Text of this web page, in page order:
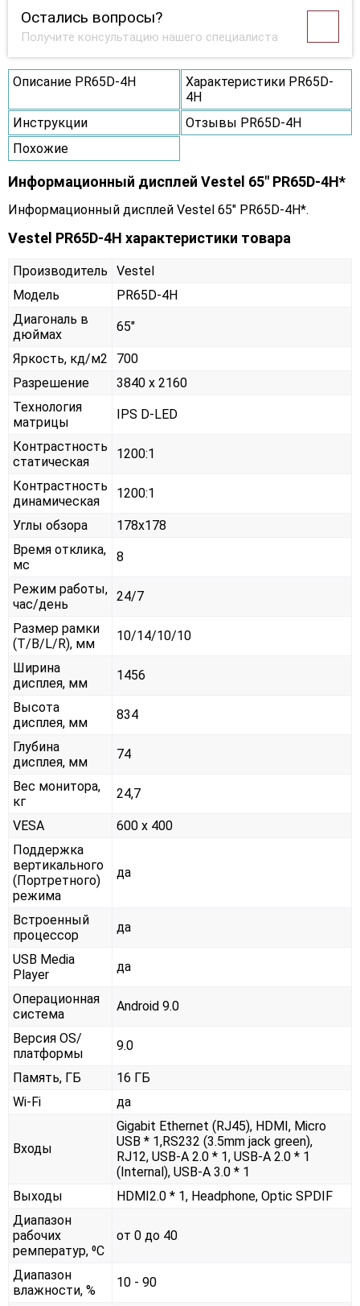
Остались вопросы?
Получите консультацию нашего специалиста
Описание PR65D-4H
Характеристики PR65D-
4H
Инструкции
Отзывы PR65D-4H
Похожие
Информационный дисплей Vestel 65" PR65D-4H*
Информационный дисплей Vestel 65" PR65D-4H*.
Vestel PR65D-4H характеристики товара
Производитель
Vestel
Модель
PR65D-4H
Диагональ в
дюймах
65"
Яркость, кд/м2
700
Разрешение
3840 x 2160
Технология
матрицы
IPS D-LED
Контрастность
статическая
1200:1
Контрастность
динамическая
1200:1
Углы обзора
178x178
Время отклика,
мс
8
Режим работы,
час/день
24/7
Размер рамки
(T/B/L/R), мм
10/14/10/10
Ширина
дисплея, мм
1456
Высота
дисплея, мм
834
Глубина
дисплея, мм
74
Вес монитора,
кг
24,7
VESA
600 x 400
Поддержка
вертикального
(Портретного)
режима
да
Встроенный
процессор
да
USB Media
Player
да
Операционная
система
Android 9.0
Версия OS/
платформы
9.0
Память, ГБ
16 ГБ
Wi-Fi
да
Входы
Gigabit Ethernet (RJ45), HDMI, Micro
USB * 1,RS232 (3.5mm jack green),
RJ12, USB-A 2.0 * 1, USB-A 2.0 * 1
(Internal), USB-A 3.0 * 1
Выходы
HDMI2.0 * 1, Headphone, Optic SPDIF
Диапазон
рабочих
ремператур, ⁰С
от 0 до 40
Диапазон
влажности, %
10 - 90